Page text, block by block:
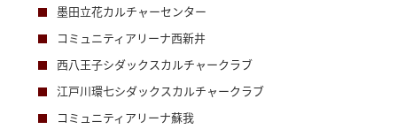
墨田立花カルチャーセンター
コミュニティアリーナ西新井
西八王子シダックスカルチャークラブ
江戸川環七シダックスカルチャークラブ
コミュニティアリーナ蘇我